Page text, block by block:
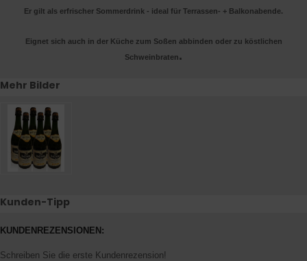
Er gilt als erfrischer Sommerdrink - ideal für Terrassen- + Balkonabende.
Eignet sich auch in der Küche zum Soßen abbinden oder zu köstlichen
Schweinbraten.
Mehr Bilder
Kunden-Tipp
KUNDENREZENSIONEN:
Schreiben Sie die erste Kundenrezension!